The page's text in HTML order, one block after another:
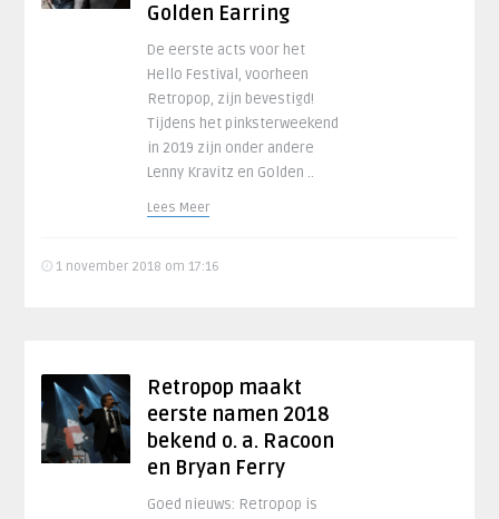
Golden Earring
De eerste acts voor het
Hello Festival, voorheen
Retropop, zijn bevestigd!
Tijdens het pinksterweekend
in 2019 zijn onder andere
Lenny Kravitz en Golden ..
Lees Meer
1 november 2018 om 17:16
Retropop maakt
eerste namen 2018
bekend o. a. Racoon
en Bryan Ferry
Goed nieuws: Retropop is